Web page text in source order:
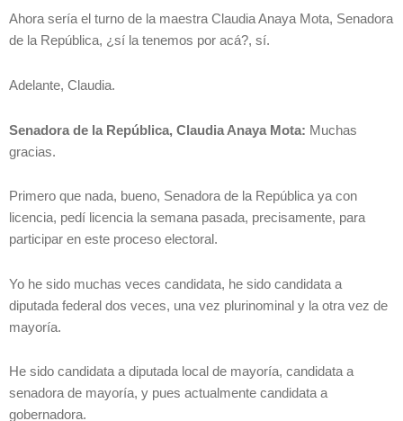
Ahora sería el turno de la maestra Claudia Anaya Mota, Senadora
de la República, ¿sí la tenemos por acá?, sí.
Adelante, Claudia.
Senadora de la República, Claudia Anaya Mota: Muchas
gracias.
Primero que nada, bueno, Senadora de la República ya con
licencia, pedí licencia la semana pasada, precisamente, para
participar en este proceso electoral.
Yo he sido muchas veces candidata, he sido candidata a
diputada federal dos veces, una vez plurinominal y la otra vez de
mayoría.
He sido candidata a diputada local de mayoría, candidata a
senadora de mayoría, y pues actualmente candidata a
gobernadora.